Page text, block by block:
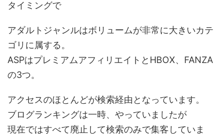
タイミングで
アダルトジャンルはボリュームが非常に大きいカテ
ゴリに属する。
ASPはプレミアムアフィリエイトとHBOX、FANZA
の3つ。
アクセスのほとんどが検索経由となっています。
ブログランキングは一時、やっていましたが
現在ではすべて廃止して検索のみで集客していま